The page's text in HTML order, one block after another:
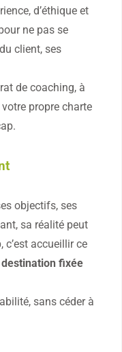
d’éthique et
ne pas se
client, ses
de coaching, à
propre charte
objectifs, ses
sa réalité peut
c’est accueillir ce
fixée
sans céder à